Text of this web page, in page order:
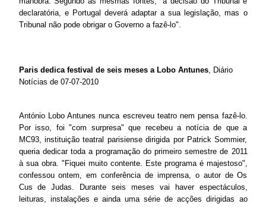
declaratória, e Portugal deverá adaptar a sua legislação, mas o
Tribunal não pode obrigar o Governo a fazê-lo".
Paris dedica festival de seis meses a Lobo Antunes, Diário
Notícias de 07-07-2010
António Lobo Antunes nunca escreveu teatro nem pensa fazê-lo.
Por isso, foi "com surpresa" que recebeu a notícia de que a
MC93, instituição teatral parisiense dirigida por Patrick Sommier,
queria dedicar toda a programação do primeiro semestre de 2011
à sua obra. "Fiquei muito contente. Este programa é majestoso",
confessou ontem, em conferência de imprensa, o autor de Os
Cus de Judas. Durante seis meses vai haver espectáculos,
leituras, instalações e ainda uma série de acções dirigidas ao